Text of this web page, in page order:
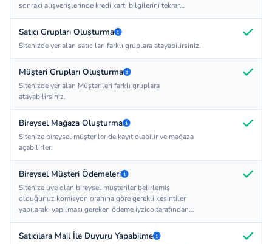
sonraki alışverişlerinde kredi kartı bilgilerini tekrar
girmelerine gerek olmaksınız hızlı bir şekilde
alışverişlerini tamamlayabilirler. Bu özelliğin
çalışabilmesi için paytr'den kart saklama hizmet paketi
satın alınmalıdır.
Satıcı Grupları Oluşturma
Sitenizde yer alan satıcıları farklı gruplara atayabilirsiniz.
Müşteri Grupları Oluşturma
Sitenizde yer alan Müşterileri farklı gruplara
atayabilirsiniz.
Bireysel Mağaza Oluşturma
Sitenize bireysel müşteriler de kayıt olabilir ve mağaza
açabilirler.
Bireysel Müşteri Ödemeleri
Sitenize üye olan bireysel müşteriler belirlemiş
olduğunuz komisyon oranına göre gerekli kesintiler
yapılarak, yapılması gereken ödeme iyzico tarafından
hesaplarına aktarılır.
Satıcılara Mail İle Duyuru Yapabilme